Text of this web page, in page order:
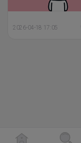
2026-04-18 17:05